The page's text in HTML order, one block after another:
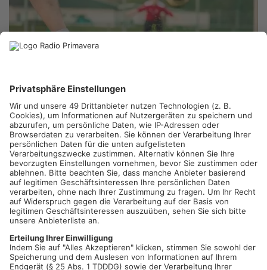
BUCHBACH/ASCHAFFENBURG.Erneute Niederlage für
Fußball-Regionalligist Viktoria Aschaffenburg. Der SVA verlor
auswärts gegen den TSV Buchbach mit 0:1. Das Führungstor
der Gastgeber fiel bereits in der 18. Spielminute.
Die Viktoria steht damit nun auf dem 11. Tabellenplatz.
Artikel teilen